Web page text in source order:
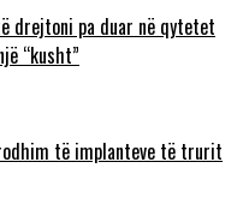
drejtoni pa duar në qytetet
“kusht”
të implanteve të trurit